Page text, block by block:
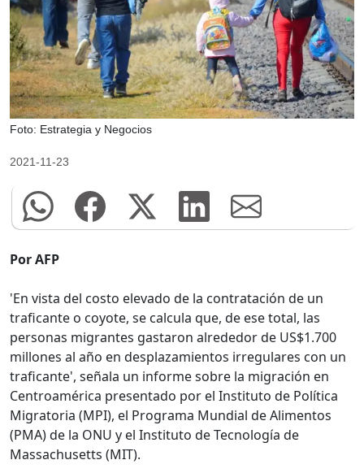
Foto: Estrategia y Negocios
2021-11-23
Por AFP
'En vista del costo elevado de la contratación de un
traficante o coyote, se calcula que, de ese total, las
personas migrantes gastaron alrededor de US$1.700
millones al año en desplazamientos irregulares con un
traficante', señala un informe sobre la migración en
Centroamérica presentado por el Instituto de Política
Migratoria (MPI), el Programa Mundial de Alimentos
(PMA) de la ONU y el Instituto de Tecnología de
Massachusetts (MIT).